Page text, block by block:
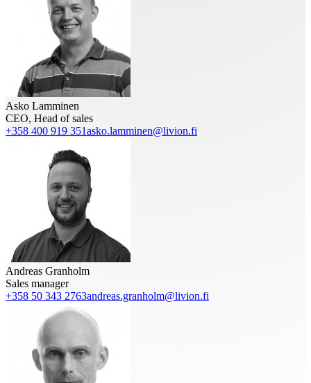
Asko Lamminen
CEO, Head of sales
+358 400 919 351asko.lamminen@livion.fi
Andreas Granholm
Sales manager
+358 50 343 2763andreas.granholm@livion.fi